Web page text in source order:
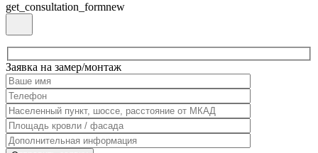
get_consultation_formnew
Заявка на замер/монтаж